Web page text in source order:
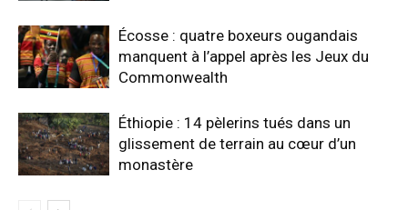
Écosse : quatre boxeurs ougandais
manquent à l’appel après les Jeux du
Commonwealth
Éthiopie : 14 pèlerins tués dans un
glissement de terrain au cœur d’un
monastère